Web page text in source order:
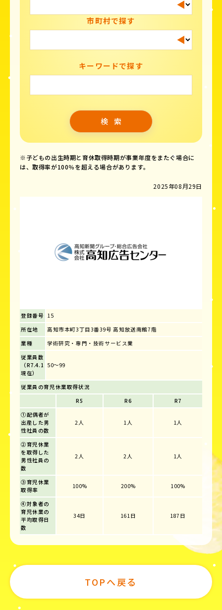
市町村で探す
キーワードで探す
※子どもの出生時期と育休取得時期が事業年度をまたぐ場合に
は、取得率が100％を超える場合があります。
2025年08月29日
登録番号 15
所在地
高知市本町3丁目3番39号 高知放送南館7階
業種
学術研究・専門・技術サービス業
従業員数
（R7.4.1
現在）
50～99
従業員の育児休業取得状況
R5
R6
R7
①配偶者が
出産した男
性社員の数
2人 1人 1人
②育児休業
を取得した
男性社員の
数
2人 2人 1人
③育児休業
取得率
100% 200% 100%
④対象者の
育児休業の
平均取得日
数
34日 161日 187日
TOPへ戻る